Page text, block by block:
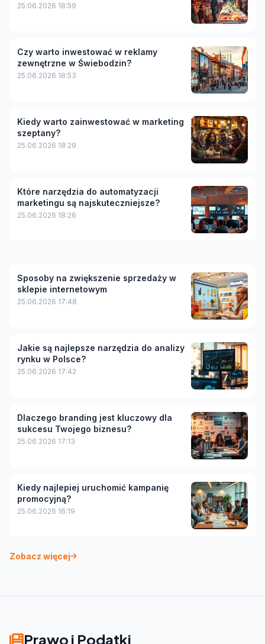
25.06.2026 18:59
Czy warto inwestować w reklamy
zewnętrzne w Świebodzin?
25.06.2026 18:53
Kiedy warto zainwestować w marketing
szeptany?
25.06.2026 18:29
Które narzędzia do automatyzacji
marketingu są najskuteczniejsze?
25.06.2026 18:26
Sposoby na zwiększenie sprzedaży w
sklepie internetowym
25.06.2026 17:48
Jakie są najlepsze narzędzia do analizy
rynku w Polsce?
25.06.2026 17:42
Dlaczego branding jest kluczowy dla
sukcesu Twojego biznesu?
25.06.2026 17:13
Kiedy najlepiej uruchomić kampanię
promocyjną?
25.06.2026 16:19
Zobacz więcej
Prawo i Podatki